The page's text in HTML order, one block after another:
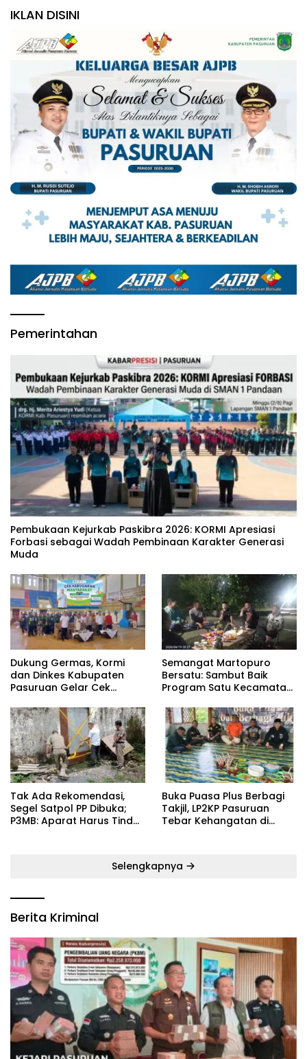
IKLAN DISINI
Pemerintahan
‎Pembukaan Kejurkab Paskibra 2026: KORMI Apresiasi
Forbasi sebagai Wadah Pembinaan Karakter Generasi
Muda
Dukung Germas, Kormi
dan Dinkes Kabupaten
Pasuruan Gelar Cek
Semangat Martopuro
Bersatu: Sambut Baik
Program Satu Kecamatan
Kebangkitan Persekabpas
‎Tak Ada Rekomendasi,
Segel Satpol PP Dibuka;
P3MB: Aparat Harus Tindak
‎Buka Puasa Plus Berbagi
Takjil, LP2KP Pasuruan
Tebar Kehangatan di
Selengkapnya
Berita Kriminal